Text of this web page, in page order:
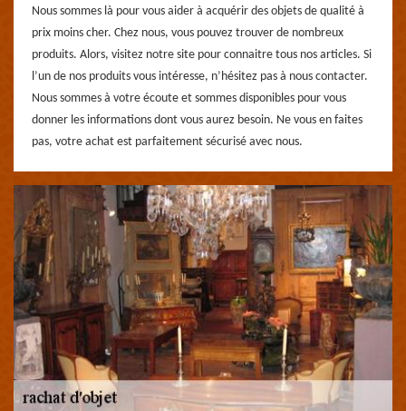
Nous sommes là pour vous aider à acquérir des objets de qualité à
prix moins cher. Chez nous, vous pouvez trouver de nombreux
produits. Alors, visitez notre site pour connaitre tous nos articles. Si
l’un de nos produits vous intéresse, n’hésitez pas à nous contacter.
Nous sommes à votre écoute et sommes disponibles pour vous
donner les informations dont vous aurez besoin. Ne vous en faites
pas, votre achat est parfaitement sécurisé avec nous.